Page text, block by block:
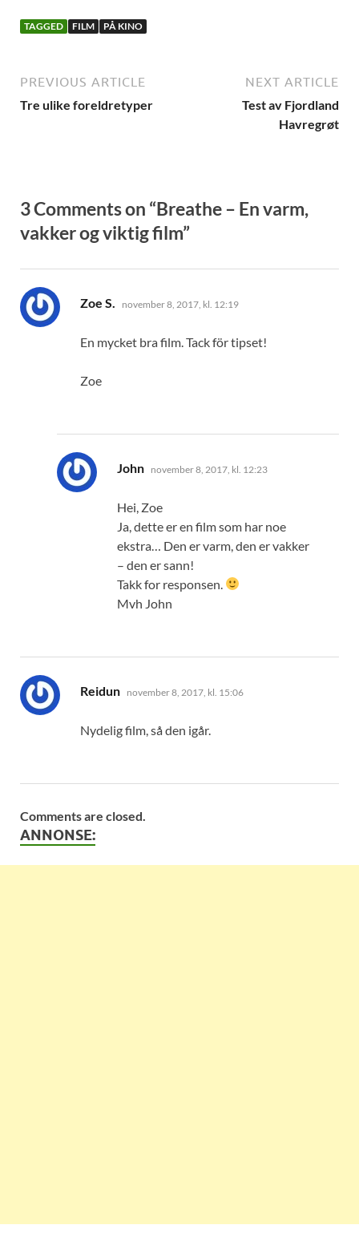
TAGGED FILM PÅ KINO
PREVIOUS ARTICLE
Tre ulike foreldretyper
NEXT ARTICLE
Test av Fjordland
Havregrøt
3 Comments on “Breathe – En varm,
vakker og viktig film”
Zoe S. sier:
november 8, 2017, kl. 12:19
En mycket bra film. Tack för tipset!
Zoe
John sier:
november 8, 2017, kl. 12:23
Hei, Zoe
Ja, dette er en film som har noe
ekstra… Den er varm, den er vakker
– den er sann!
Takk for responsen.
Mvh John
Reidun sier:
november 8, 2017, kl. 15:06
Nydelig film, så den igår.
Comments are closed.
ANNONSE: